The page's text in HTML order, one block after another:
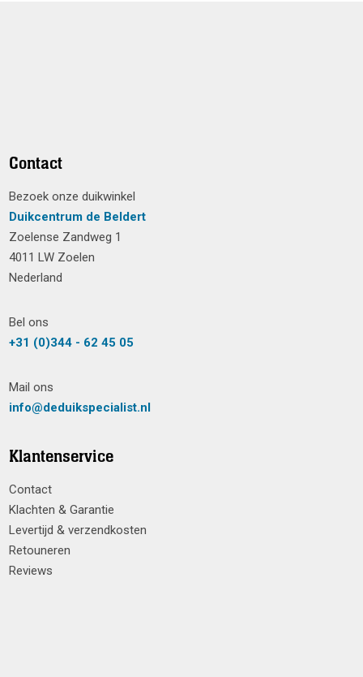
Contact
Bezoek onze duikwinkel
Duikcentrum de Beldert
Zoelense Zandweg 1
4011 LW Zoelen
Nederland
Bel ons
+31 (0)344 - 62 45 05
Mail ons
info@deduikspecialist.nl
Klantenservice
Contact
Klachten & Garantie
Levertijd & verzendkosten
Retouneren
Reviews